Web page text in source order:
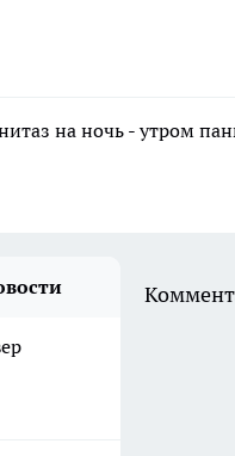
на ночь - утром